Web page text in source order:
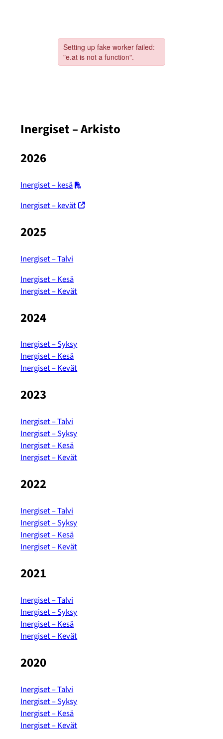
Inergiset – Arkisto
2026
Inergiset – kesä
Inergiset – kevät
2025
Inergiset – Talvi
Inergiset – Kesä
Inergiset – Kevät
2024
Inergiset – Syksy
Inergiset – Kesä
Inergiset – Kevät
2023
Inergiset – Talvi
Inergiset – Syksy
Inergiset – Kesä
Inergiset – Kevät
2022
Inergiset – Talvi
Inergiset – Syksy
Inergiset – Kesä
Inergiset – Kevät
2021
Inergiset – Talvi
Inergiset – Syksy
Inergiset – Kesä
Inergiset – Kevät
2020
Inergiset – Talvi
Inergiset – Syksy
Inergiset – Kesä
Inergiset – Kevät